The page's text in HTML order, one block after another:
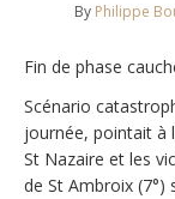
By Philippe
Fin de phase
Scénario
journée, pointait à
St Nazaire et les
de St Ambroix (7°)